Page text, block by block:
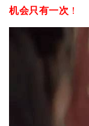
机会只有一次 ！